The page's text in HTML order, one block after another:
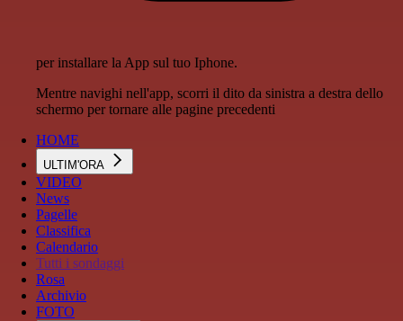
per installare la App sul tuo Iphone.
Mentre navighi nell'app, scorri il dito da sinistra a destra dello
schermo per tornare alle pagine precedenti
HOME
ULTIM'ORA
VIDEO
News
Pagelle
Classifica
Calendario
Tutti i sondaggi
Rosa
Archivio
FOTO